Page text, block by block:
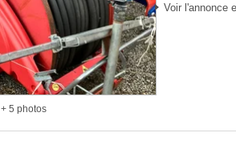
+ 5 photos
Voir l'annonce